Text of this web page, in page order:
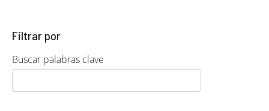
Filtrar por
Buscar palabras clave